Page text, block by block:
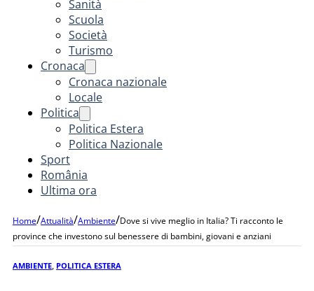
Sanità
Scuola
Società
Turismo
Cronaca
Cronaca nazionale
Locale
Politica
Politica Estera
Politica Nazionale
Sport
România
Ultima ora
Home/Attualità/Ambiente/Dove si vive meglio in Italia? Ti racconto le
province che investono sul benessere di bambini, giovani e anziani
AMBIENTE POLITICA ESTERA